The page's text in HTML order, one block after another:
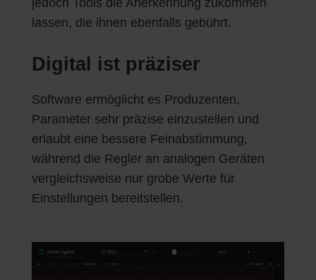
jedoch Tools die Anerkennung zukommen
lassen, die ihnen ebenfalls gebührt.
Digital ist präziser
Software ermöglicht es Produzenten,
Parameter sehr präzise einzustellen und
erlaubt eine bessere Feinabstimmung,
während die Regler an analogen Geräten
vergleichsweise nur grobe Werte für
Einstellungen bereitstellen.